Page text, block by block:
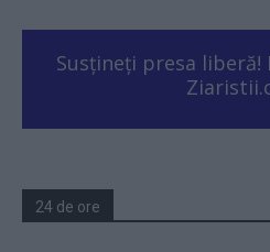
Susțineți presa
24 de ore